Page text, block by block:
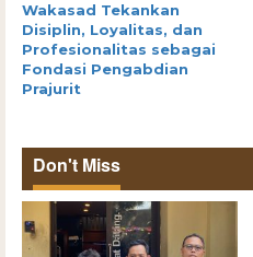
Wakasad Tekankan
Disiplin, Loyalitas, dan
Profesionalitas sebagai
Fondasi Pengabdian
Prajurit
Don't Miss